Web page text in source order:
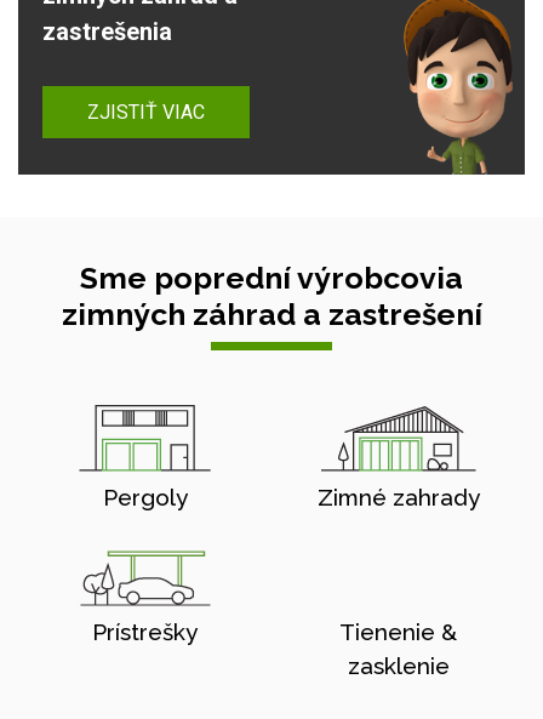
zastrešenia
ZJISTIŤ VIAC
Sme poprední výrobcovia
zimných záhrad a zastrešení
Pergoly Zimné zahrady
Prístrešky
Tienenie &
zasklenie